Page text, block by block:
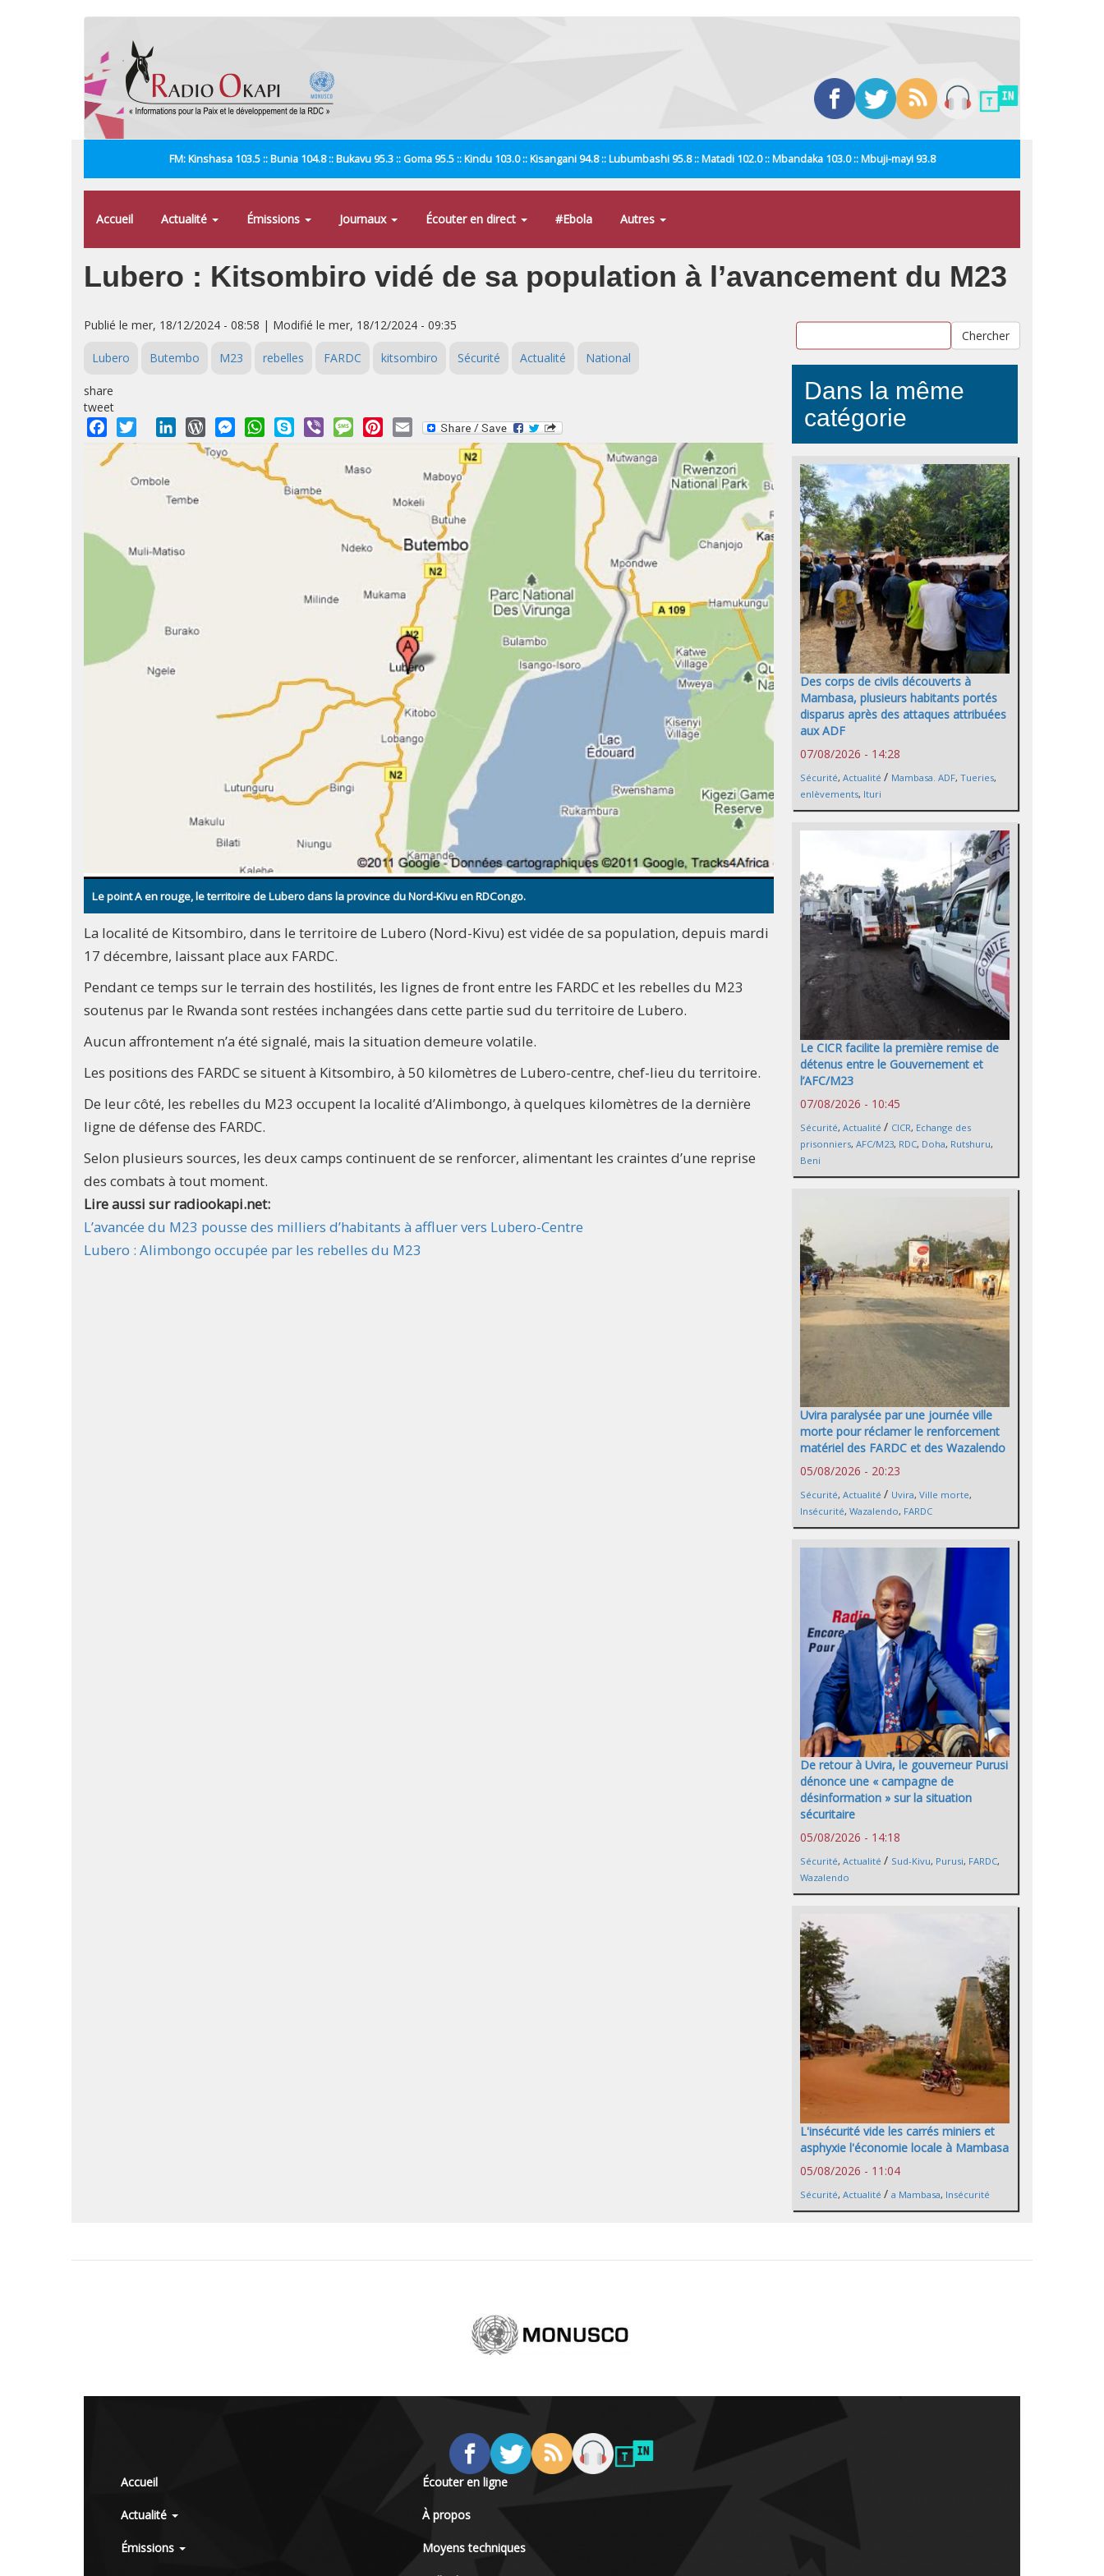
FM: Kinshasa 103.5 :: Bunia 104.8 :: Bukavu 95.3 :: Goma 95.5 :: Kindu 103.0 :: Kisangani 94.8 :: Lubumbashi 95.8 :: Matadi 102.0 :: Mbandaka 103.0 :: Mbuji-mayi 93.8
Accueil Actualité Émissions Journaux Écouter en direct #Ebola Autres
Lubero : Kitsombiro vidé de sa population à l’avancement du M23
Publié le mer, 18/12/2024 - 08:58 | Modifié le mer, 18/12/2024 - 09:35
Lubero Butembo M23 rebelles FARDC kitsombiro Sécurité Actualité National
share
tweet
Facebook
Twitter LinkedInWordPressMessengerWhatsApp
Skype Viber MessagePinterest
Email
Le point A en rouge, le territoire de Lubero dans la province du Nord-Kivu en RDCongo.
La localité de Kitsombiro, dans le territoire de Lubero (Nord-Kivu) est vidée de sa population, depuis mardi
17 décembre, laissant place aux FARDC.
Pendant ce temps sur le terrain des hostilités, les lignes de front entre les FARDC et les rebelles du M23
soutenus par le Rwanda sont restées inchangées dans cette partie sud du territoire de Lubero.
Aucun affrontement n’a été signalé, mais la situation demeure volatile.
Les positions des FARDC se situent à Kitsombiro, à 50 kilomètres de Lubero-centre, chef-lieu du territoire.
De leur côté, les rebelles du M23 occupent la localité d’Alimbongo, à quelques kilomètres de la dernière
ligne de défense des FARDC.
Selon plusieurs sources, les deux camps continuent de se renforcer, alimentant les craintes d’une reprise
des combats à tout moment.
Lire aussi sur radiookapi.net:
L’avancée du M23 pousse des milliers d’habitants à affluer vers Lubero-Centre
Lubero : Alimbongo occupée par les rebelles du M23
Chercher
Dans la même
catégorie
Des corps de civils découverts à
Mambasa, plusieurs habitants portés
disparus après des attaques attribuées
aux ADF
07/08/2026 - 14:28
Sécurité, Actualité / Mambasa. ADF, Tueries,
enlèvements, Ituri
Le CICR facilite la première remise de
détenus entre le Gouvernement et
l’AFC/M23
07/08/2026 - 10:45
Sécurité, Actualité / CICR, Echange des
prisonniers, AFC/M23, RDC, Doha, Rutshuru,
Beni
Uvira paralysée par une journée ville
morte pour réclamer le renforcement
matériel des FARDC et des Wazalendo
05/08/2026 - 20:23
Sécurité, Actualité / Uvira, Ville morte,
Insécurité, Wazalendo, FARDC
De retour à Uvira, le gouverneur Purusi
dénonce une « campagne de
désinformation » sur la situation
sécuritaire
05/08/2026 - 14:18
Sécurité, Actualité / Sud-Kivu, Purusi, FARDC,
Wazalendo
L'insécurité vide les carrés miniers et
asphyxie l'économie locale à Mambasa
05/08/2026 - 11:04
Sécurité, Actualité / a Mambasa, Insécurité
Accueil
Actualité
Émissions
Écouter en ligne
À propos
Moyens techniques